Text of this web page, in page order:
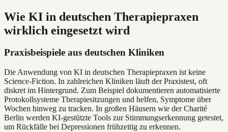
Wie KI in deutschen Therapiepraxen
wirklich eingesetzt wird
Praxisbeispiele aus deutschen Kliniken
Die Anwendung von KI in deutschen Therapiepraxen ist keine
Science-Fiction. In zahlreichen Kliniken läuft der Praxistest, oft
diskret im Hintergrund. Zum Beispiel dokumentieren automatisierte
Protokollsysteme Therapiesitzungen und helfen, Symptome über
Wochen hinweg zu tracken. In großen Häusern wie der Charité
Berlin werden KI-gestützte Tools zur Stimmungserkennung getestet,
um Rückfälle bei Depressionen frühzeitig zu erkennen.